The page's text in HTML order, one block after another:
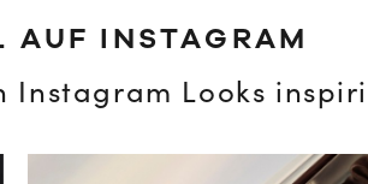
AUF INSTAGRAM
Instagram Looks